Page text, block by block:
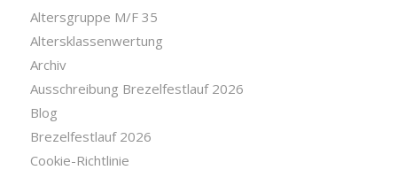
Altersgruppe M/F 35
Altersklassenwertung
Archiv
Ausschreibung Brezelfestlauf 2026
Blog
Brezelfestlauf 2026
Cookie-Richtlinie